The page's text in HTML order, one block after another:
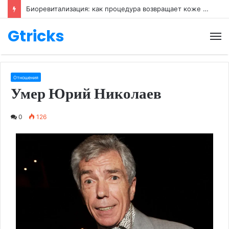
Биоревитализация: как процедура возвращает коже молодость
Gtricks
Отношения
Умер Юрий Николаев
0 126